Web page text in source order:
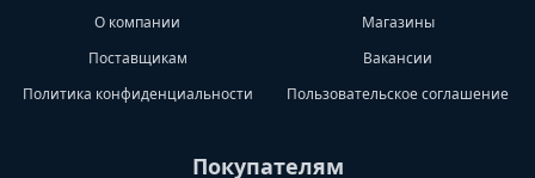
О компании
Магазины
Поставщикам
Вакансии
Политика конфиденциальности
Пользовательское соглашение
Покупателям